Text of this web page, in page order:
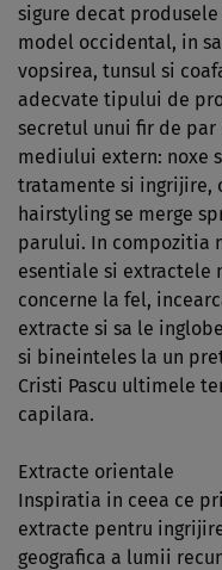
sigure decat
model occidental, in
vopsirea, tunsul si
adecvate tipului de
secretul unui fir de
mediului extern: noxe
tratamente si ingrijire,
hairstyling se merge
parului. In compozitia
esentiale si extractele
concerne la fel,
extracte si sa le
si bineinteles la un
Cristi Pascu ultimele
capilara.
Extracte orientale
Inspiratia in ceea ce
extracte pentru
geografica a lumii